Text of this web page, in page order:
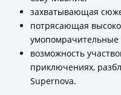
захватывающая
потрясающая
умопомрачительные
возможность
приключениях,
Supernova.